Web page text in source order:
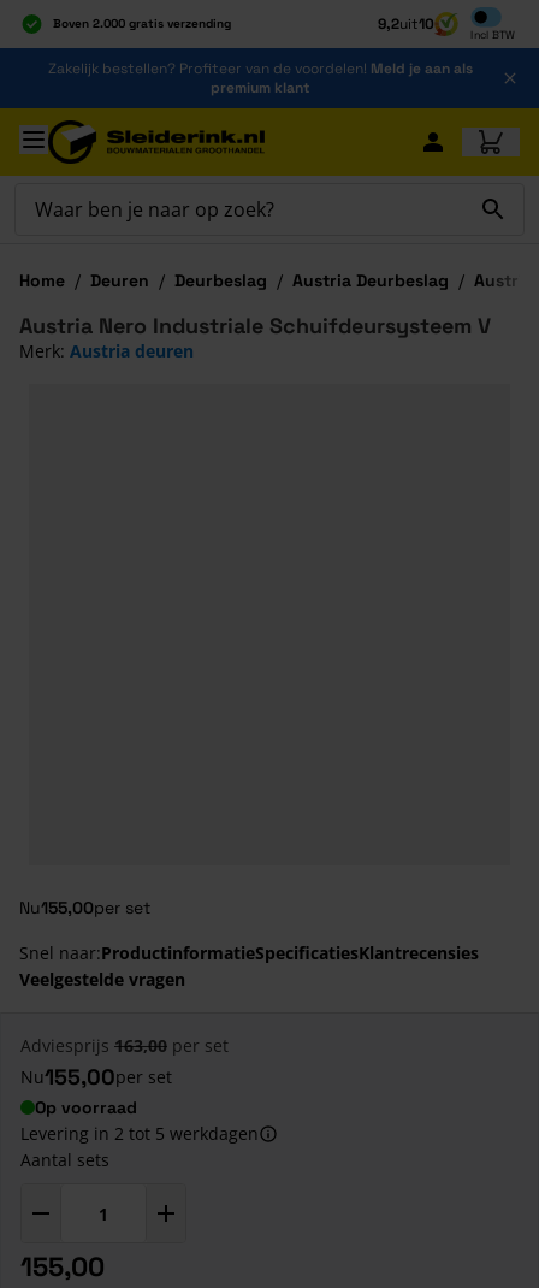
Boven 2.000 gratis verzending
Al 40 jaar dé specialist
Alles onder één dak
9,2uit10
Incl BTW
Inclusief
Ga naar de inhoud
Zakelijk bestellen? Profiteer van de voordelen! Meld je aan als
premium klant
Ga naar hoofdinhoud
Home / Deuren / Deurbeslag / Austria Deurbeslag / Austria
Nu155,00per set
Austria Nero Industriale Schuifdeursysteem V
Merk: Austria deuren
Snel naar:ProductinformatieSpecificatiesKlantrecensies
Veelgestelde vragen
Adviesprijs 163,00 per set
Nu155,00per set
Op voorraad
Levering in 2 tot 5 werkdagen
Aantal sets
155,00